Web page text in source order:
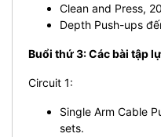
Clean and Press,
Depth Push-ups
Buổi thứ 3: Các bài tập
Circuit 1:
Single Arm Cable
sets.